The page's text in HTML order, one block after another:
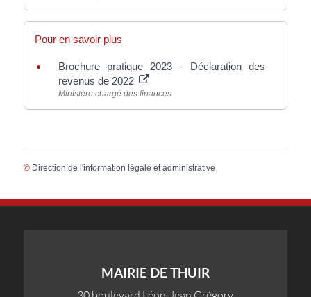
Pour en savoir plus
Brochure pratique 2023 - Déclaration des
revenus de 2022
Ministère chargé des finances
© Direction de l'information légale et administrative
MAIRIE DE THUIR